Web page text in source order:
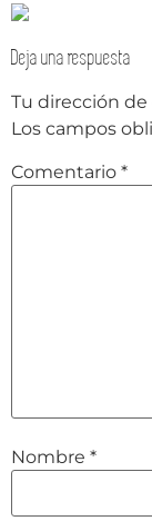
Deja una respuesta
Tu dirección
Los campos
Comentario *
Nombre *